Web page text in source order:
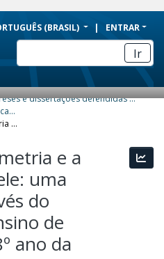
(BRASIL) ENTRAR
Ir
Teses e dissertações defendidas no CPII
Mestrado Profissional em Práticas de Educação Básica (MPPEB) - Dissertações
O ensino de geometria e a teoria de Van Hiele: uma abordagem através do laboratório de ensino de matemática no 8º ano da educação básica
e a
uma
do
de
ano da